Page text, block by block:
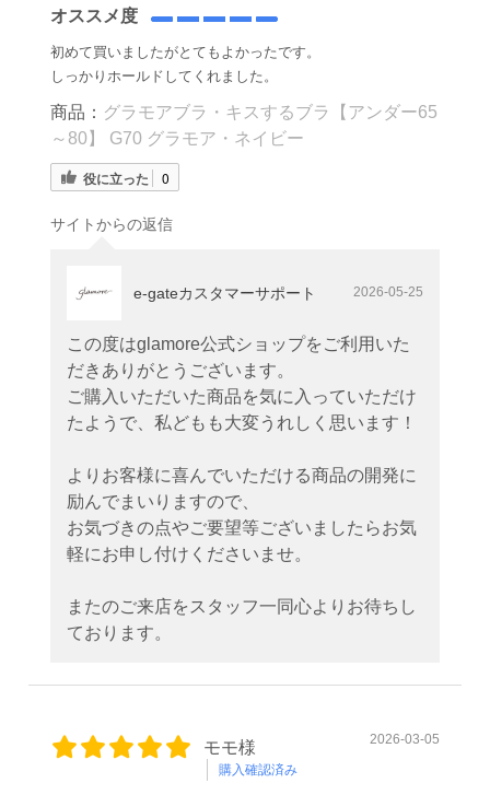
オススメ度
初めて買いましたがとてもよかったです。
しっかりホールドしてくれました。
商品： グラモアブラ・キスするブラ【アンダー65
～80】 G70 グラモア・ネイビー
役に立った 0
サイトからの返信
e-gateカスタマーサポート 2026-05-25
この度はglamore公式ショップをご利用いた
だきありがとうございます。
ご購入いただいた商品を気に入っていただけ
たようで、私どもも大変うれしく思います！
よりお客様に喜んでいただける商品の開発に
励んでまいりますので、
お気づきの点やご要望等ございましたらお気
軽にお申し付けくださいませ。
またのご来店をスタッフ一同心よりお待ちし
ております。
モモ様
購入確認済み
2026-03-05